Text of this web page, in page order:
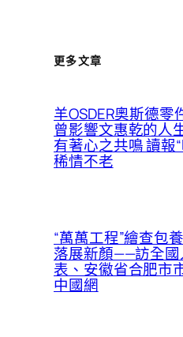
更多文章
羊OSDER奧斯德零
曾影響文惠乾的人
有著心之共鳴 讀報
稀情不老
“萬萬工程”繪查包
落展新顏——訪全國
表、安徽省合肥市
中國網